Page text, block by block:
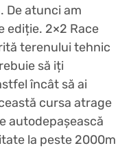
De atunci am
ediție. 2×2 Race
terenului tehnic
să iți
încât să ai
cursa atrage
autodepașească
la peste 2000m